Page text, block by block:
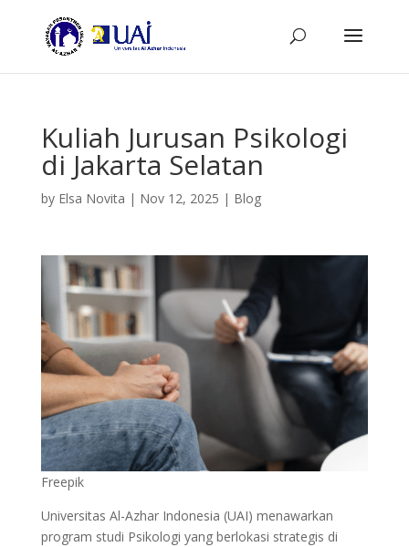
Kuliah Jurusan Psikologi
di Jakarta Selatan
by Elsa Novita | Nov 12, 2025 | Blog
Freepik
Universitas Al-Azhar Indonesia (UAI) menawarkan
program studi Psikologi yang berlokasi strategis di